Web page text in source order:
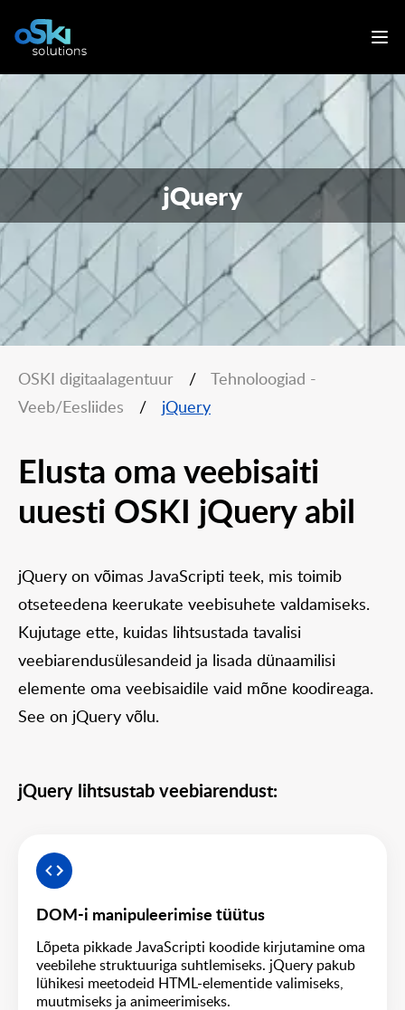
jQuery
OSKI digitaalagentuur /
Tehnoloogiad -
Veeb/Eesliides
/ jQuery
Elusta oma veebisaiti
uuesti OSKI jQuery abil
jQuery on võimas JavaScripti teek, mis toimib
otseteedena keerukate veebisuhete valdamiseks.
Kujutage ette, kuidas lihtsustada tavalisi
veebiarendusülesandeid ja lisada dünaamilisi
elemente oma veebisaidile vaid mõne koodireaga.
See on jQuery võlu.
jQuery lihtsustab veebiarendust:
DOM-i manipuleerimise tüütus
Lõpeta pikkade JavaScripti koodide kirjutamine oma
veebilehe struktuuriga suhtlemiseks. jQuery pakub
lühikesi meetodeid HTML-elementide valimiseks,
muutmiseks ja animeerimiseks.